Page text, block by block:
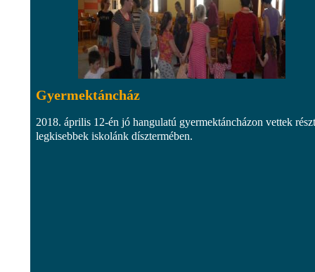
Gyermektáncház
2018. április 12-én jó hangulatú gyermektáncházon vettek
legkisebbek iskolánk dísztermében.